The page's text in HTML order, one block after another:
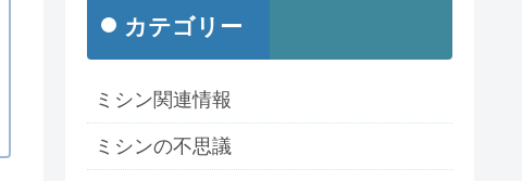
カテゴリー
ミシン関連情報
ミシンの不思議